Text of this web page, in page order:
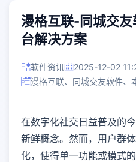
漫格互联-同城交
台解决方案
软件资讯
2025-12-02
漫格互联、同城交友软件、
在数字化社交日益普及的
新鲜概念。然而，用户群
化，使得单一功能或模式